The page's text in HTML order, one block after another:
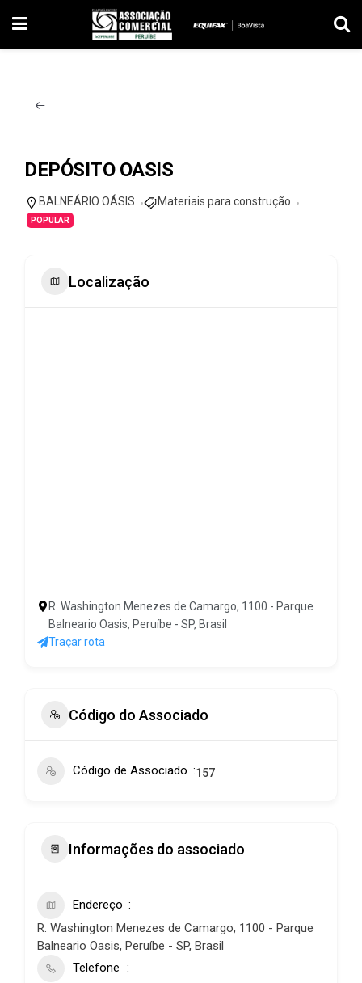
DEPÓSITO OASIS
BALNEÁRIO OÁSIS Materiais para construção
POPULAR
Localização
R. Washington Menezes de Camargo, 1100 - Parque
Balneario Oasis, Peruíbe - SP, Brasil
Traçar rota
Código do Associado
Código de Associado 157
Informações do associado
Endereço
R. Washington Menezes de Camargo, 1100 - Parque
Balneario Oasis, Peruíbe - SP, Brasil
Telefone